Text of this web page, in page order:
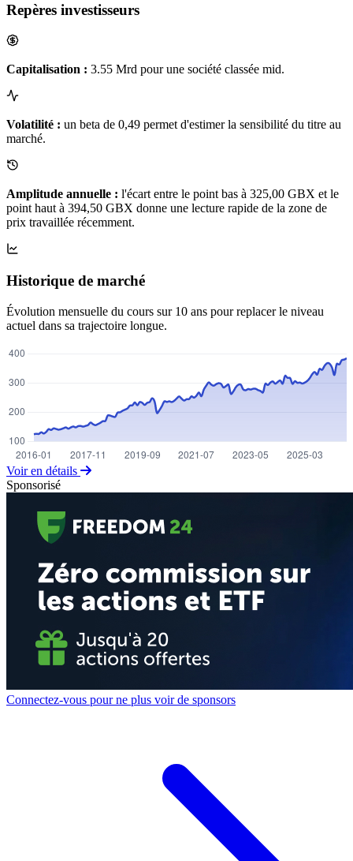
Repères investisseurs
Capitalisation : 3.55 Mrd pour une société classée mid.
Volatilité : un beta de 0,49 permet d'estimer la sensibilité du titre au
marché.
Amplitude annuelle : l'écart entre le point bas à 325,00 GBX et le
point haut à 394,50 GBX donne une lecture rapide de la zone de
prix travaillée récemment.
Historique de marché
Évolution mensuelle du cours sur 10 ans pour replacer le niveau
actuel dans sa trajectoire longue.
Voir en détails
Sponsorisé
Connectez-vous pour ne plus voir de sponsors